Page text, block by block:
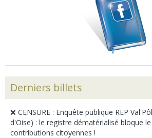
Derniers billets
❌ CENSURE : Enquête publique REP
d'Oise) : le registre dématérialisé bloque
contributions citoyennes !